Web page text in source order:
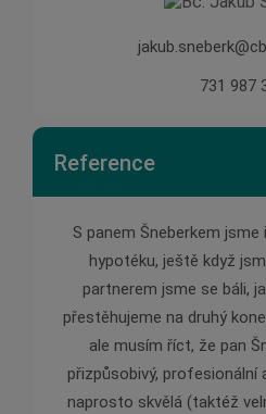
731 987
Reference
S panem Šneberkem
hypotéku, ještě když
partnerem jsme se báli,
přestěhujeme na druhý
ale musím říct, že pan
přizpůsobivý, profesionální
naprosto skvělá (taktéž